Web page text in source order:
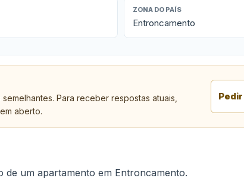
ZONA DO PAÍS
Entroncamento
Para receber respostas atuais,
aberto.
de um apartamento em Entroncamento.